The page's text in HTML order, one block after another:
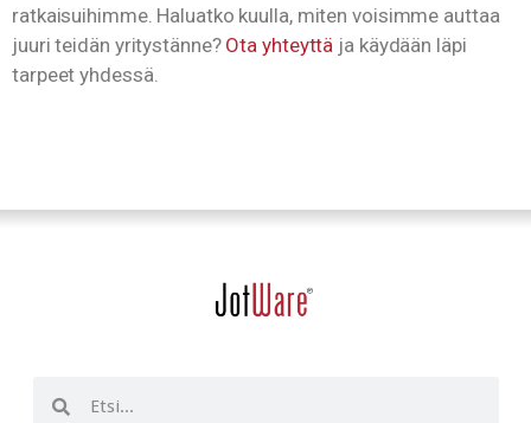
ratkaisuihimme. Haluatko kuulla, miten voisimme auttaa
juuri teidän yritystänne? Ota yhteyttä ja käydään läpi
tarpeet yhdessä.